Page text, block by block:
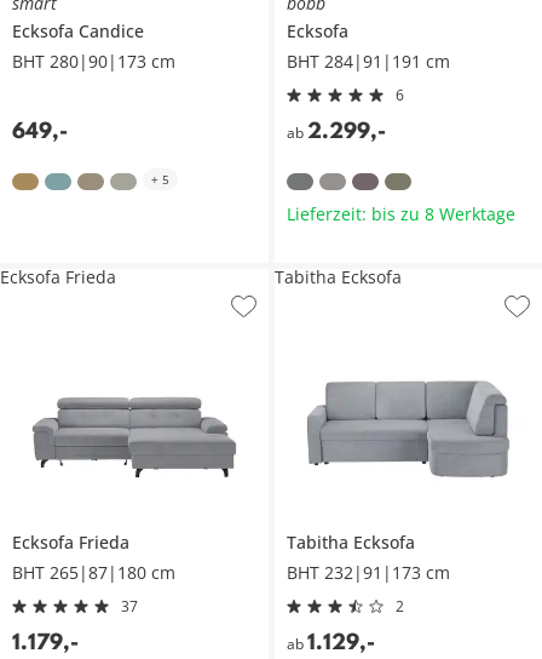
Ecksofa Candice
BHT 280|90|173 cm
649,-
+ 5
Ecksofa
BHT 284|91|191 cm
6
ab 2.299,-
Lieferzeit: bis zu 8 Werktage
Ecksofa Frieda
BHT 265|87|180 cm
37
1.179,-
Ecksofa Frieda
Tabitha Ecksofa
BHT 232|91|173 cm
2
ab 1.129,-
Tabitha Ecksofa